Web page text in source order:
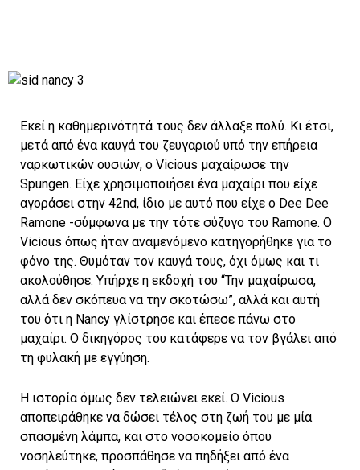
Εκεί η καθημερινότητά τους δεν άλλαξε πολύ. Κι έτσι,
μετά από ένα καυγά του ζευγαριού υπό την επήρεια
ναρκωτικών ουσιών, ο Vicious μαχαίρωσε την
Spungen. Είχε χρησιμοποιήσει ένα μαχαίρι που είχε
αγοράσει στην 42nd, ίδιο με αυτό που είχε ο Dee Dee
Ramone -σύμφωνα με την τότε σύζυγο του Ramone. Ο
Vicious όπως ήταν αναμενόμενο κατηγορήθηκε για το
φόνο της. Θυμόταν τον καυγά τους, όχι όμως και τι
ακολούθησε. Υπήρχε η εκδοχή του “Την μαχαίρωσα,
αλλά δεν σκόπευα να την σκοτώσω”, αλλά και αυτή
του ότι η Nancy γλίστρησε και έπεσε πάνω στο
μαχαίρι. Ο δικηγόρος του κατάφερε να τον βγάλει από
τη φυλακή με εγγύηση.
Η ιστορία όμως δεν τελειώνει εκεί. Ο Vicious
αποπειράθηκε να δώσει τέλος στη ζωή του με μία
σπασμένη λάμπα, και στο νοσοκομείο όπου
νοσηλεύτηκε, προσπάθησε να πηδήξει από ένα